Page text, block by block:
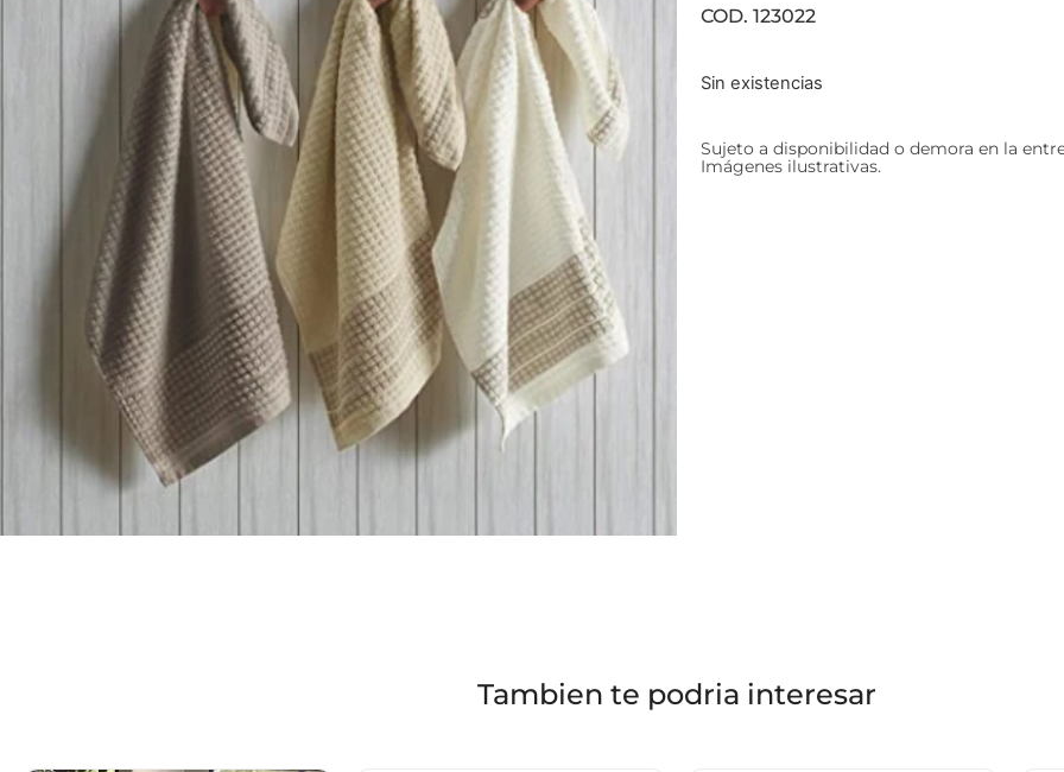
COD. 123022
Sin existencias
Sujeto a disponibilidad o demora en la
Imágenes ilustrativas.
Tambien te podria interesar